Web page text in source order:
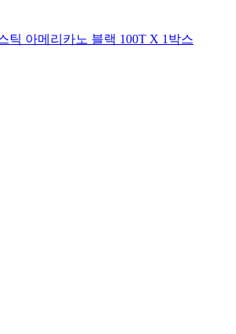
틱 아메리카노 블랙 100T X 1박스